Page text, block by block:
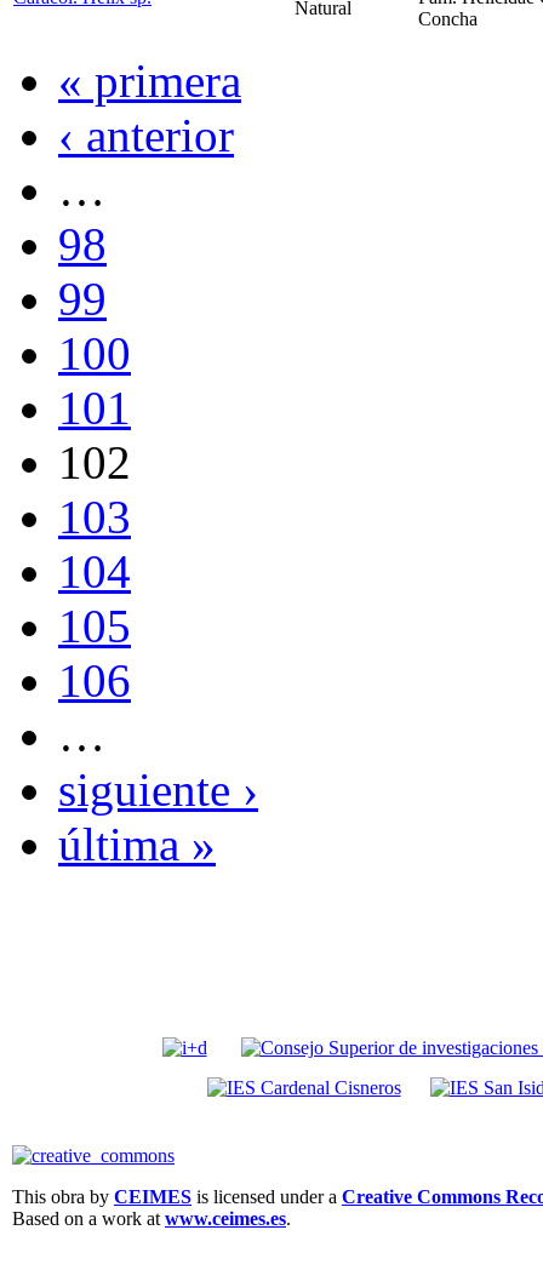
Natural
Concha
« primera
‹ anterior
…
98
99
100
101
102
103
104
105
106
…
siguiente ›
última »
This obra by CEIMES is licensed under a Creative Commons
Based on a work at www.ceimes.es.